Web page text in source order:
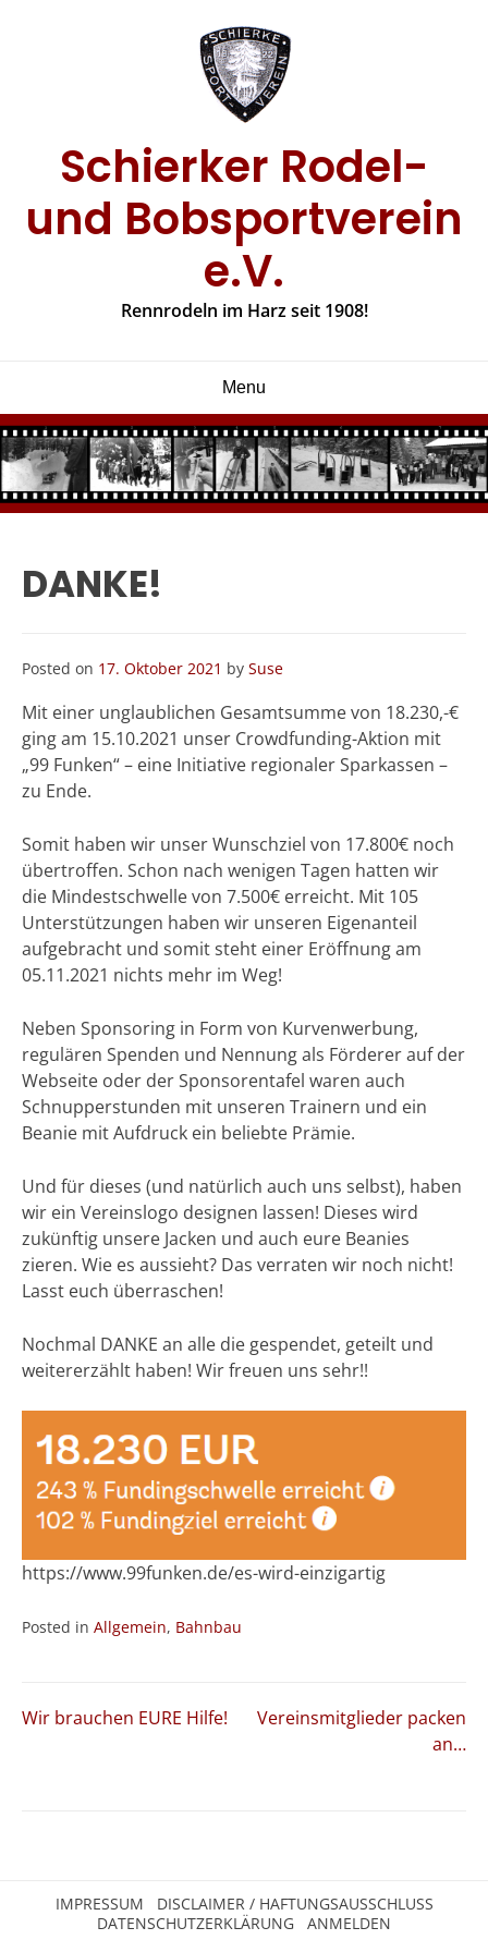
Schierker Rodel-
und Bobsportverein
e.V.
Rennrodeln im Harz seit 1908!
Menu
DANKE!
Posted on 17. Oktober 2021 by Suse
Mit einer unglaublichen Gesamtsumme von 18.230,-€
ging am 15.10.2021 unser Crowdfunding-Aktion mit
„99 Funken“ – eine Initiative regionaler Sparkassen –
zu Ende.
Somit haben wir unser Wunschziel von 17.800€ noch
übertroffen. Schon nach wenigen Tagen hatten wir
die Mindestschwelle von 7.500€ erreicht. Mit 105
Unterstützungen haben wir unseren Eigenanteil
aufgebracht und somit steht einer Eröffnung am
05.11.2021 nichts mehr im Weg!
Neben Sponsoring in Form von Kurvenwerbung,
regulären Spenden und Nennung als Förderer auf der
Webseite oder der Sponsorentafel waren auch
Schnupperstunden mit unseren Trainern und ein
Beanie mit Aufdruck ein beliebte Prämie.
Und für dieses (und natürlich auch uns selbst), haben
wir ein Vereinslogo designen lassen! Dieses wird
zukünftig unsere Jacken und auch eure Beanies
zieren. Wie es aussieht? Das verraten wir noch nicht!
Lasst euch überraschen!
Nochmal DANKE an alle die gespendet, geteilt und
weitererzählt haben! Wir freuen uns sehr!!
https://www.99funken.de/es-wird-einzigartig
Posted in Allgemein, Bahnbau
Beitragsnavigation
Wir brauchen EURE Hilfe!
Vereinsmitglieder packen
an…
IMPRESSUM
DISCLAIMER / HAFTUNGSAUSSCHLUSS
DATENSCHUTZERKLÄRUNG
ANMELDEN